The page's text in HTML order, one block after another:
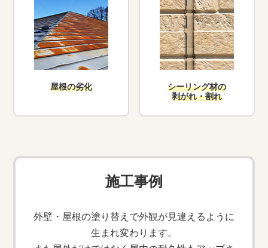
屋根の劣化
シーリング材の
剥がれ・割れ
施工事例
外壁・屋根の塗り替えで外観が見違えるように
生まれ変わります。